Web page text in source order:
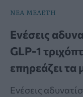
ΝΕΑ ΜΕΛΕΤΗ
Ενέσεις
GLP-1
επηρεάζει τα
Ενέσεις